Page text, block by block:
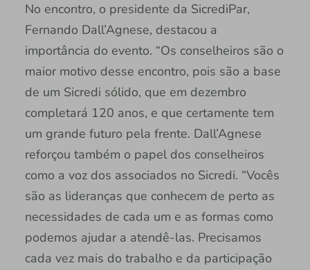
No encontro, o presidente da SicrediPar,
Fernando Dall’Agnese, destacou a
importância do evento. “Os conselheiros são o
maior motivo desse encontro, pois são a base
de um Sicredi sólido, que em dezembro
completará 120 anos, e que certamente tem
um grande futuro pela frente. Dall’Agnese
reforçou também o papel dos conselheiros
como a voz dos associados no Sicredi. “Vocês
são as lideranças que conhecem de perto as
necessidades de cada um e as formas como
podemos ajudar a atendê-las. Precisamos
cada vez mais do trabalho e da participação